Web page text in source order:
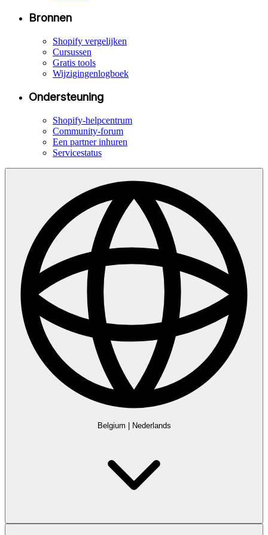
Bronnen
Shopify vergelijken
Cursussen
Gratis tools
Wijzigingenlogboek
Ondersteuning
Shopify-helpcentrum
Community-forum
Een partner inhuren
Servicestatus
Belgium Nederlands